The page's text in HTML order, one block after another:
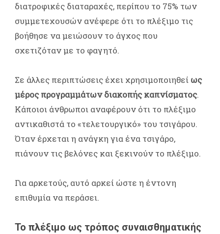
διατροφικές διαταραχές, περίπου το 75% των
συμμετεχουσών ανέφερε ότι το πλέξιμο τις
βοήθησε να μειώσουν το άγχος που
σχετιζόταν με το φαγητό.
Σε άλλες περιπτώσεις έχει χρησιμοποιηθεί ως
μέρος προγραμμάτων διακοπής καπνίσματος.
Κάποιοι άνθρωποι αναφέρουν ότι το πλέξιμο
αντικαθιστά το «τελετουργικό» του τσιγάρου.
Όταν έρχεται η ανάγκη για ένα τσιγάρο,
πιάνουν τις βελόνες και ξεκινούν το πλέξιμο.
Για αρκετούς, αυτό αρκεί ώστε η έντονη
επιθυμία να περάσει.
Το πλέξιμο ως τρόπος συναισθηματικής